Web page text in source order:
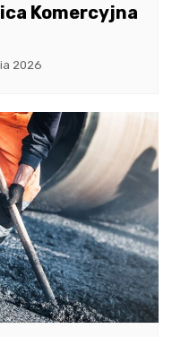
Komercyjna
2026